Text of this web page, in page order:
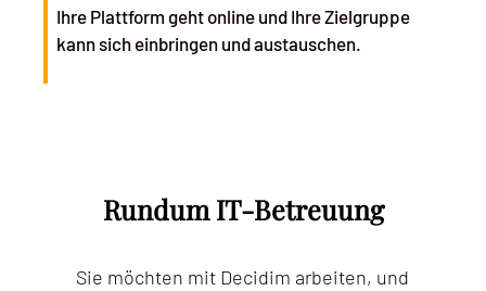
Ihre Plattform geht online und Ihre Zielgruppe
kann sich einbringen und austauschen.
Rundum IT-Betreuung
Sie möchten mit Decidim arbeiten, und